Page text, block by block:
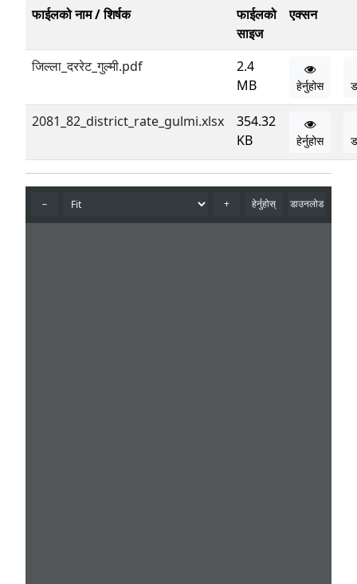
फाईलको नाम / शिर्षक
फाईलको
साइज
एक्सन
जिल्ला_दररेट_गुल्मी.pdf
2.4
MB
हेर्नुहोस
2081_82_district_rate_gulmi.xlsx
354.32
KB
हेर्नुहोस